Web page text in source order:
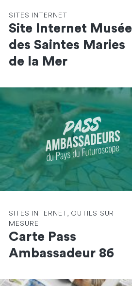
SITES INTERNET
Site Internet Musée
des Saintes Maries
de la Mer
SITES INTERNET, OUTILS SUR
MESURE
Carte Pass
Ambassadeur 86